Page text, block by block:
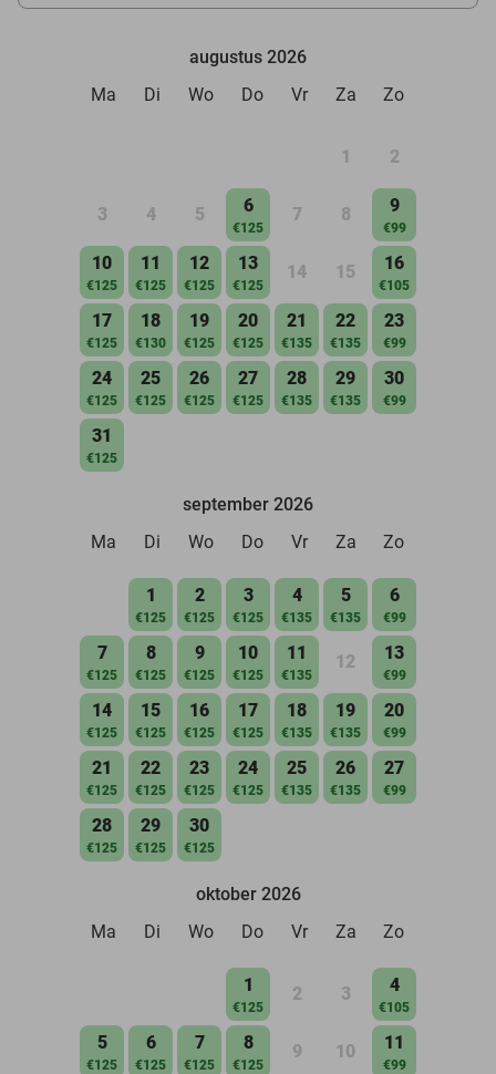
augustus 2026
Ma
Di Wo Do Vr Za Zo
1 2
3 4 5 6
€125
7 8 9
€99
10
€125
11
€125
12
€125
13
€125
14 15 16
€105
17
€125
18
€130
19
€125
20
€125
21
€135
22
€135
23
€99
24
€125
25
€125
26
€125
27
€125
28
€135
29
€135
30
€99
31
€125
september 2026
Ma
Di Wo Do Vr Za Zo
1
€125
2
€125
3
€125
4
€135
5
€135
6
€99
7
€125
8
€125
9
€125
10
€125
11
€135
12 13
€99
14
€125
15
€125
16
€125
17
€125
18
€135
19
€135
20
€99
21
€125
22
€125
23
€125
24
€125
25
€135
26
€135
27
€99
28
€125
29
€125
30
€125
oktober 2026
Ma
Di Wo Do Vr Za Zo
1
€125
2 3 4
€105
5
€125
6
€125
7
€125
8
€125
9 10 11
€99